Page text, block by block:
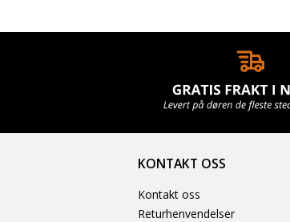
KONTAKT OSS
Kontakt oss
Returhenvendelser